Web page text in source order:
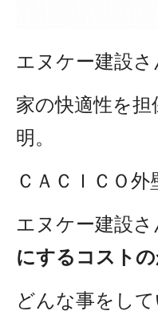
エヌケー建設
家の快適性を
明。
ＣＡＣＩＣＯ
エヌケー建設
にするコストの
どんな事をし